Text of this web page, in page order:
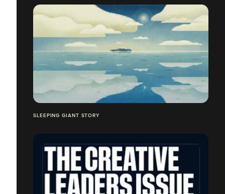
SLEEPING GIANT STORY